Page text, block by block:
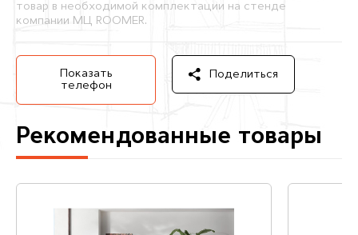
товар в необходимой комплектации на стенде
компании МЦ ROOMER.
Показать
телефон
Поделиться
Рекомендованные товары